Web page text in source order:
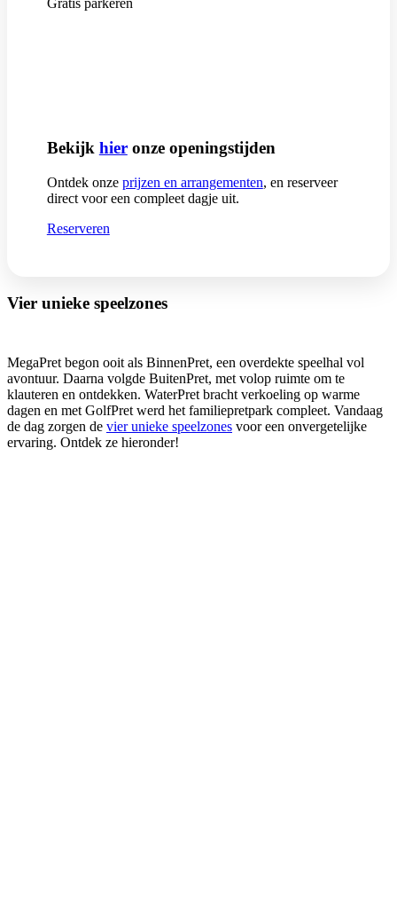
Gratis parkeren
Bekijk hieronze openingstijden
Ontdek onze prijzen en arrangementen, en reserveer
direct voor een compleet dagje uit.
Reserveren
Vier unieke speelzones
MegaPret begon ooit als BinnenPret, een overdekte speelhal vol
avontuur. Daarna volgde BuitenPret, met volop ruimte om te
klauteren en ontdekken. WaterPret bracht verkoeling op warme
dagen en met GolfPret werd het familiepretpark compleet. Vandaag
de dag zorgen de vier unieke speelzones voor een onvergetelijke
ervaring. Ontdek ze hieronder!